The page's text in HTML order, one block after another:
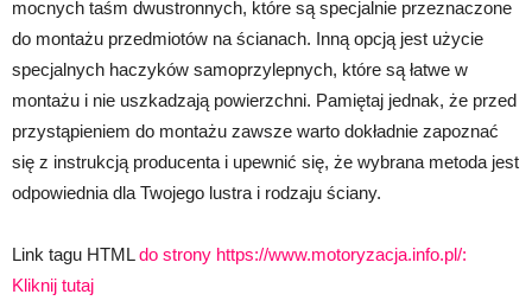
mocnych taśm dwustronnych, które są specjalnie przeznaczone
do montażu przedmiotów na ścianach. Inną opcją jest użycie
specjalnych haczyków samoprzylepnych, które są łatwe w
montażu i nie uszkadzają powierzchni. Pamiętaj jednak, że przed
przystąpieniem do montażu zawsze warto dokładnie zapoznać
się z instrukcją producenta i upewnić się, że wybrana metoda jest
odpowiednia dla Twojego lustra i rodzaju ściany.
Link tagu HTMLdo strony https://www.motoryzacja.info.pl/:
Kliknij tutaj